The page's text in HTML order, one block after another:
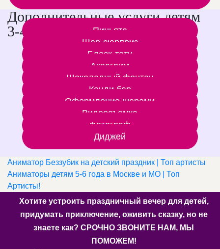
Дополнительные услуги детям
3-4 лет
Пиньята
Шар-сюрприз
Блеск-тату
Аквагрим
Шоколадный фонтан
Кенди бар
Оформление шарами
Видеосъемка
Фотограф
Диджей
Аниматор Беззубик на детский праздник | Топ артисты
Аниматоры детям 5-6 года в Москве и МО | Топ
Артисты!
Хотите устроить праздничный вечер для детей,
придумать приключение, оживить сказку, но не
знаете как? СРОЧНО ЗВОНИТЕ НАМ, МЫ
ПОМОЖЕМ!